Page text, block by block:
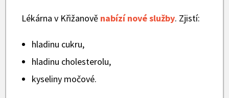
Lékárna v Křižanově nabízí nové služby. Zjistí:
hladinu cukru,
hladinu cholesterolu,
kyseliny močové.